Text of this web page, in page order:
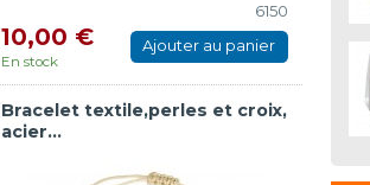
6150
10,00 €
En stock
Ajouter au panier
Bracelet textile,perles et croix,
acier...